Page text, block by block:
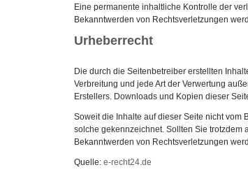
Eine permanente inhaltliche Kontrolle der
Bekanntwerden von Rechtsverletzungen
Urheberrecht
Die durch die Seitenbetreiber erstellten
Verbreitung und jede Art der Verwertung
Erstellers. Downloads und Kopien dieser
Soweit die Inhalte auf dieser Seite nicht vom
solche gekennzeichnet. Sollten Sie trotzdem
Bekanntwerden von Rechtsverletzungen
Quelle: e-recht24.de